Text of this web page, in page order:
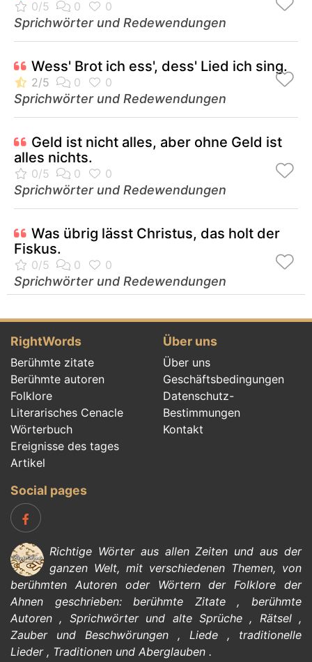
Sprichwörter und Redewendungen
Wess' Brot ich ess', dess' Lied ich sing.
Sprichwörter und Redewendungen
Geld ist nicht alles, aber ohne Geld ist
alles nichts.
Sprichwörter und Redewendungen
Was übrig lässt Christus, das holt der
Fiskus.
Sprichwörter und Redewendungen
RightWords
Berühmte zitate
Berühmte autoren
Folklore
Literarisches Cenacle
Wörterbuch
Ereignisse des tages
Artikel
Über uns
Über uns
Geschäftsbedingungen
Datenschutz-
Bestimmungen
Kontakt
Social pages
Richtige Wörter aus allen Zeiten und aus der
ganzen Welt, mit verschiedenen Themen, von
berühmten Autorenoder Wörtern derFolklore der
Ahnen geschrieben:berühmte Zitate,berühmte
Autoren , Sprichwörter und alte Sprüche, Rätsel,
Zauber und Beschwörungen , Liede , traditionelle
Lieder, Traditionen und Aberglauben .